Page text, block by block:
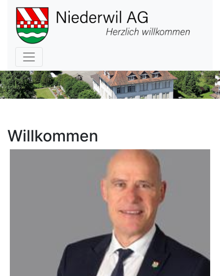
Hauptnavigation
Willkommen